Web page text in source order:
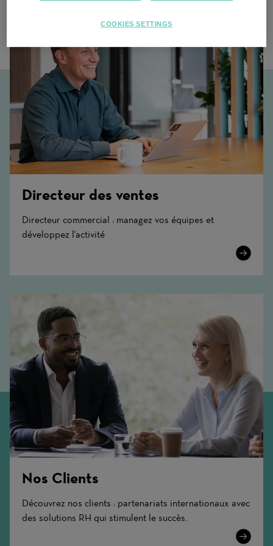
Directeur des ventes
Directeur commercial : managez vos équipes et
développez l'activité
Learn
Nos Clients
Découvrez nos clients : partenariats internationaux avec
des solutions RH qui stimulent le succès.
Learn
COOKIES SETTINGS